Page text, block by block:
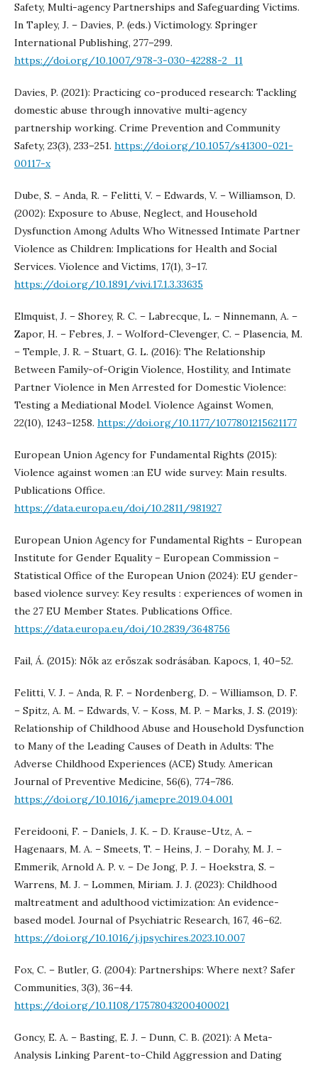
Safety, Multi-agency Partnerships and Safeguarding Victims.
In Tapley, J. – Davies, P. (eds.) Victimology. Springer
International Publishing, 277–299.
https://doi.org/10.1007/978-3-030-42288-2_11
Davies, P. (2021): Practicing co-produced research: Tackling
domestic abuse through innovative multi-agency
partnership working. Crime Prevention and Community
Safety, 23(3), 233–251. https://doi.org/10.1057/s41300-021-
00117-x
Dube, S. – Anda, R. – Felitti, V. – Edwards, V. – Williamson, D.
(2002): Exposure to Abuse, Neglect, and Household
Dysfunction Among Adults Who Witnessed Intimate Partner
Violence as Children: Implications for Health and Social
Services. Violence and Victims, 17(1), 3–17.
https://doi.org/10.1891/vivi.17.1.3.33635
Elmquist, J. – Shorey, R. C. – Labrecque, L. – Ninnemann, A. –
Zapor, H. – Febres, J. – Wolford-Clevenger, C. – Plasencia, M.
– Temple, J. R. – Stuart, G. L. (2016): The Relationship
Between Family-of-Origin Violence, Hostility, and Intimate
Partner Violence in Men Arrested for Domestic Violence:
Testing a Mediational Model. Violence Against Women,
22(10), 1243–1258. https://doi.org/10.1177/1077801215621177
European Union Agency for Fundamental Rights (2015):
Violence against women :an EU wide survey: Main results.
Publications Office.
https://data.europa.eu/doi/10.2811/981927
European Union Agency for Fundamental Rights – European
Institute for Gender Equality – European Commission –
Statistical Office of the European Union (2024): EU gender-
based violence survey: Key results : experiences of women in
the 27 EU Member States. Publications Office.
https://data.europa.eu/doi/10.2839/3648756
Fail, Á. (2015): Nők az erőszak sodrásában. Kapocs, 1, 40–52.
Felitti, V. J. – Anda, R. F. – Nordenberg, D. – Williamson, D. F.
– Spitz, A. M. – Edwards, V. – Koss, M. P. – Marks, J. S. (2019):
Relationship of Childhood Abuse and Household Dysfunction
to Many of the Leading Causes of Death in Adults: The
Adverse Childhood Experiences (ACE) Study. American
Journal of Preventive Medicine, 56(6), 774–786.
https://doi.org/10.1016/j.amepre.2019.04.001
Fereidooni, F. – Daniels, J. K. – D. Krause-Utz, A. –
Hagenaars, M. A. – Smeets, T. – Heins, J. – Dorahy, M. J. –
Emmerik, Arnold A. P. v. – De Jong, P. J. – Hoekstra, S. –
Warrens, M. J. – Lommen, Miriam. J. J. (2023): Childhood
maltreatment and adulthood victimization: An evidence-
based model. Journal of Psychiatric Research, 167, 46–62.
https://doi.org/10.1016/j.jpsychires.2023.10.007
Fox, C. – Butler, G. (2004): Partnerships: Where next? Safer
Communities, 3(3), 36–44.
https://doi.org/10.1108/17578043200400021
Goncy, E. A. – Basting, E. J. – Dunn, C. B. (2021): A Meta-
Analysis Linking Parent-to-Child Aggression and Dating